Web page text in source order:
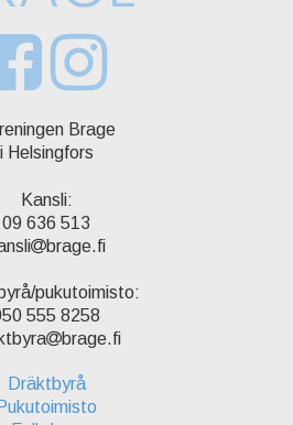
Brage
i Helsingfors
Kansli:
09 636 513
brage.fi
pukutoimisto:
555 8258
brage.fi
Dräktbyrå
Pukutoimisto